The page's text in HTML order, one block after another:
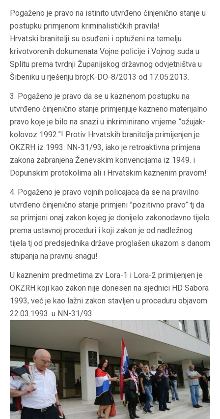
Pogaženo je pravo na istinito utvrđeno činjenično stanje u
postupku primjenom kriminalističkih pravila!
Hrvatski branitelji su osuđeni i optuženi na temelju
krivotvorenih dokumenata Vojne policije i Vojnog suda u
Splitu prema tvrdnji Županijskog državnog odvjetništva u
Šibeniku u rješenju broj:K-DO-8/2013 od 17.05.2013.
3. Pogaženo je pravo da se u kaznenom postupku na
utvrđeno činjenično stanje primjenjuje kazneno materijalno
pravo koje je bilo na snazi u inkriminirano vrijeme ”ožujak-
kolovoz 1992.”! Protiv Hrvatskih branitelja primijenjen je
OKZRH iz 1993. NN-31/93, iako je retroaktivna primjena
zakona zabranjena Ženevskim konvencijama iz 1949. i
Dopunskim protokolima ali i Hrvatskim kaznenim pravom!
4. Pogaženo je pravo vojnih policajaca da se na pravilno
utvrđeno činjenično stanje primjeni ”pozitivno pravo” tj da
se primjeni onaj zakon kojeg je donijelo zakonodavno tijelo
prema ustavnoj proceduri i koji zakon je od nadležnog
tijela tj od predsjednika države proglašen ukazom s danom
stupanja na pravnu snagu!
U kaznenim predmetima zv Lora-1 i Lora-2 primijenjen je
OKZRH koji kao zakon nije donesen na sjednici HD Sabora
1993, već je kao lažni zakon stavljen u proceduru objavom
22.03.1993. u NN-31/93.